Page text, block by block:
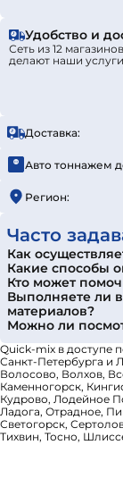
Удобство и
Сеть из 12
делают наши
Доставка:
Авто тоннажем
Регион:
Часто
Как
Какие способы
Кто может
Выполняете ли
материалов?
Можно ли
Quick-mix в доступе
Санкт-Петербурга и
Волосово, Волхов,
Каменногорск,
Кудрово, Лодейное
Ладога, Отрадное,
Светогорск,
Тихвин, Тосно,